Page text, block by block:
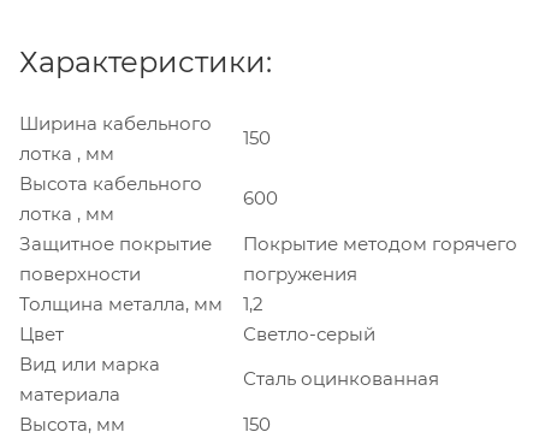
Характеристики:
Ширина кабельного
лотка , мм
150
Высота кабельного
лотка , мм
600
Защитное покрытие
поверхности
Покрытие методом горячего
погружения
Толщина металла, мм
1,2
Цвет
Светло-серый
Вид или марка
материала
Сталь оцинкованная
Высота, мм
150